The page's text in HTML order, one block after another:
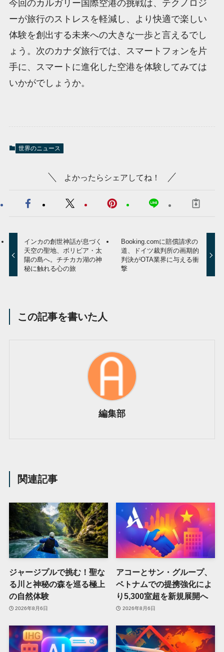
今回のカルガリー国際空港の挑戦は、テクノロジ
ーが旅行のストレスを軽減し、より快適で楽しい
体験を創出する未来への大きな一歩と言えるでし
ょう。次のカナダ旅行では、スマートフォンを片
手に、スマートに進化した空港を体験してみては
いかがでしょうか。
世界のニュース
よかったらシェアしてね！
インカの創世神話が息づく
天空の聖地、ボリビア・太
陽の島へ。チチカカ湖の神
秘に触れる心の旅
Booking.comに賠償請求の
道、ドイツ裁判所の画期的
判決がOTA業界に与える衝
撃
この記事を書いた人
編集部
関連記事
ジャージプルで挑む！聖な
る川と神秘の森を巡る極上
の自然体験
2026年8月6日
アコーとサン・グループ、
ベトナムでの提携強化によ
り5,300室超を新規展開へ
2026年8月6日